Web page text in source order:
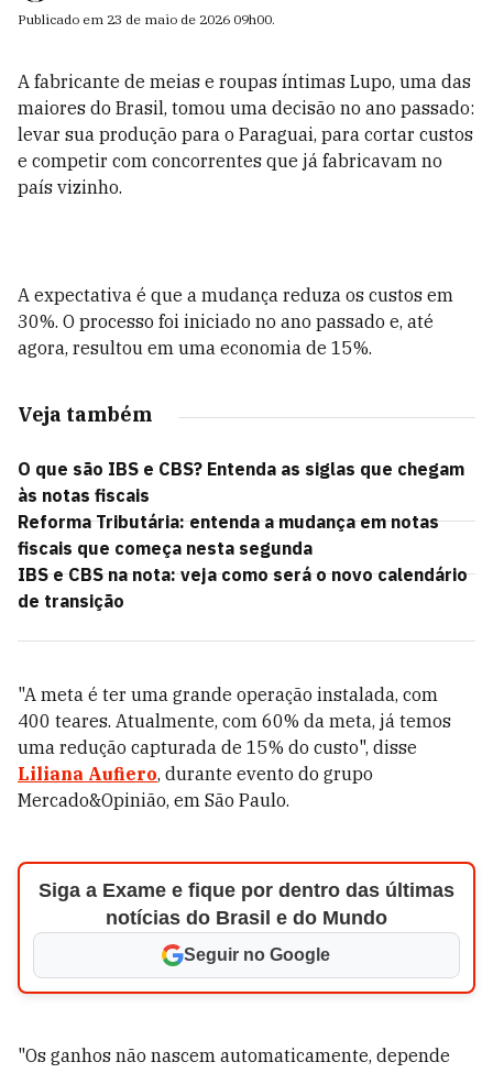
Publicado em 23 de maio de 2026 09h00.
A fabricante de meias e roupas íntimas Lupo, uma das
maiores do Brasil, tomou uma decisão no ano passado:
levar sua produção para o Paraguai, para cortar custos
e competir com concorrentes que já fabricavam no
país vizinho.
A expectativa é que a mudança reduza os custos em
30%. O processo foi iniciado no ano passado e, até
agora, resultou em uma economia de 15%.
Veja também
O que são IBS e CBS? Entenda as siglas que chegam
às notas fiscais
Reforma Tributária: entenda a mudança em notas
fiscais que começa nesta segunda
IBS e CBS na nota: veja como será o novo calendário
de transição
"A meta é ter uma grande operação instalada, com
400 teares. Atualmente, com 60% da meta, já temos
uma redução capturada de 15% do custo", disse
Liliana Aufiero, durante evento do grupo
Mercado&Opinião, em São Paulo.
Siga a Exame e fique por dentro das últimas
notícias do Brasil e do Mundo
Seguir no Google
"Os ganhos não nascem automaticamente, depende